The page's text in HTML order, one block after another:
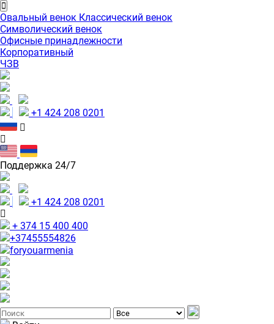
Овальный венок Классический венок
Символический венок
Офисные принадлежности
Корпоративный
ЧЗВ
+1 424 208 0201
Поддержка 24/7
+1 424 208 0201
+ 374 15 400 400
+37455554826
foryouarmenia